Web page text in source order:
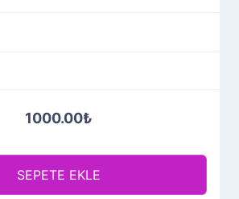
1000.00₺
SEPETE EKLE